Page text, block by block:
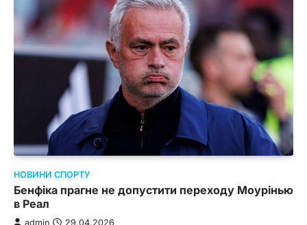
НОВИНИ СПОРТУ
Бенфіка прагне не допустити переходу Моурінью
в Реал
admin 29.04.2026